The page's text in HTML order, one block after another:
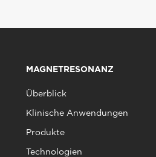
MAGNETRESONANZ
Überblick
Klinische Anwendungen
Produkte
Technologien